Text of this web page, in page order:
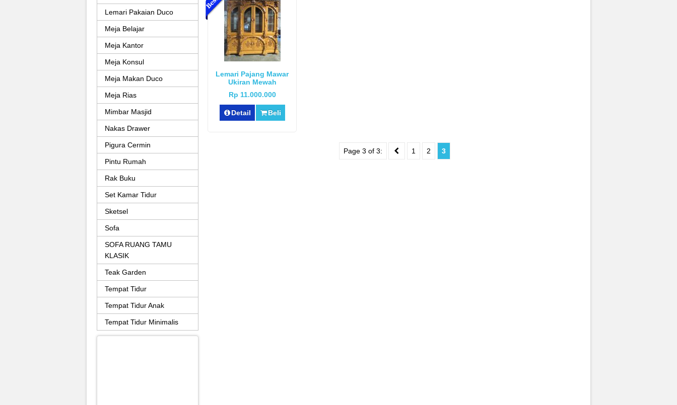
Lemari Pajang Mawar
Ukiran Mewah
Rp 11.000.000
Detail Beli
Page 3 of 3: 1 2 3
Lemari Pakaian Duco
Meja Belajar
Meja Kantor
Meja Konsul
Meja Makan Duco
Meja Rias
Mimbar Masjid
Nakas Drawer
Pigura Cermin
Pintu Rumah
Rak Buku
Set Kamar Tidur
Sketsel
Sofa
SOFA RUANG TAMU
KLASIK
Teak Garden
Tempat Tidur
Tempat Tidur Anak
Tempat Tidur Minimalis